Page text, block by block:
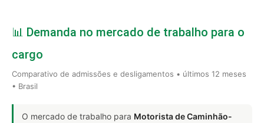
📊 Demanda no mercado de trabalho para o
cargo
Comparativo de admissões e desligamentos • últimos 12 meses
• Brasil
O mercado de trabalho para Motorista de Caminhão-